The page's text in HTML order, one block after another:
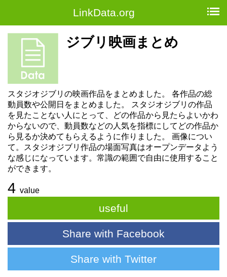
LinkData.org
ジブリ映画まとめ
スタジオジブリの映画作品をまとめました。 各作品の総
動員数や公開日をまとめました。 スタジオジブリの作品
を見たことない人にとって、どの作品から見たらよいかわ
からないので、動員数などの人気を指標にしてどの作品か
ら見るか決めてもらえるように作りました。 画像につい
て。スタジオジブリ作品の場面写真はオープンデータよう
な感じになっています。常識の範囲で自由に使用すること
ができます。
4 value
useful
Share with Facebook
Share with Twitter